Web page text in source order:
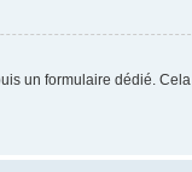
un formulaire dédié.